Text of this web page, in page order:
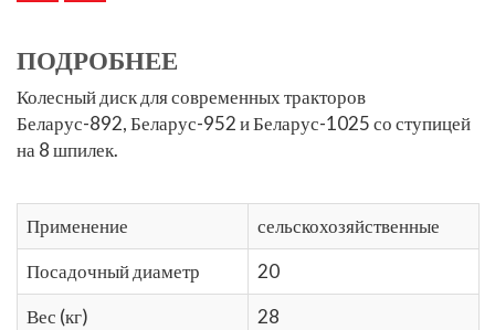
ПОДРОБНЕЕ
Колесный диск для современных тракторов
Беларус-892, Беларус-952 и Беларус-1025 со ступицей
на 8 шпилек.
Применение
сельскохозяйственные
Посадочный диаметр
20
Вес (кг)
28